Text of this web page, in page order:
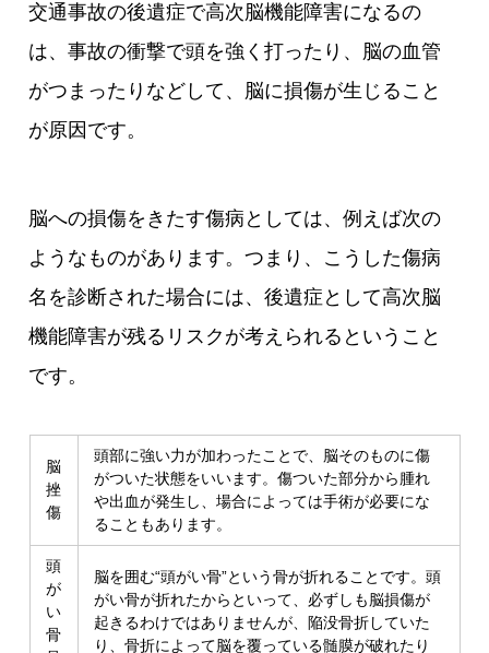
交通事故の後遺症で高次脳機能障害になるの
は、事故の衝撃で頭を強く打ったり、脳の血管
がつまったりなどして、脳に損傷が生じること
が原因です。
脳への損傷をきたす傷病としては、例えば次の
ようなものがあります。つまり、こうした傷病
名を診断された場合には、後遺症として高次脳
機能障害が残るリスクが考えられるということ
です。
脳
挫
傷
頭部に強い力が加わったことで、脳そのものに傷
がついた状態をいいます。傷ついた部分から腫れ
や出血が発生し、場合によっては手術が必要にな
ることもあります。
頭
が
い
骨
脳を囲む“頭がい骨”という骨が折れることです。頭
がい骨が折れたからといって、必ずしも脳損傷が
起きるわけではありませんが、陥没骨折していた
り、骨折によって脳を覆っている髄膜が破れたり